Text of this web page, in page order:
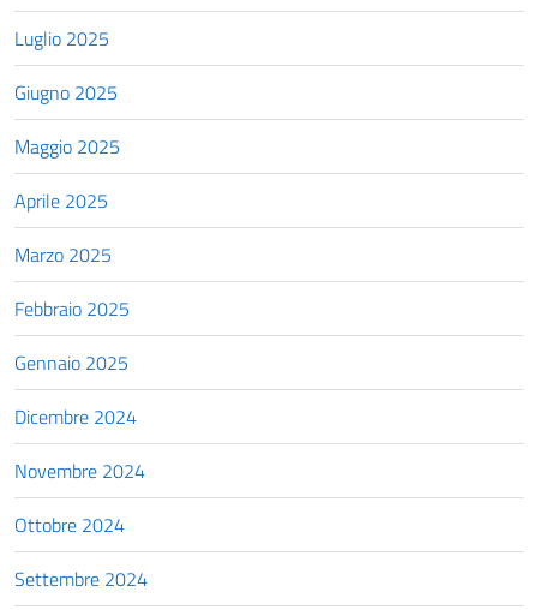
Luglio 2025
Giugno 2025
Maggio 2025
Aprile 2025
Marzo 2025
Febbraio 2025
Gennaio 2025
Dicembre 2024
Novembre 2024
Ottobre 2024
Settembre 2024